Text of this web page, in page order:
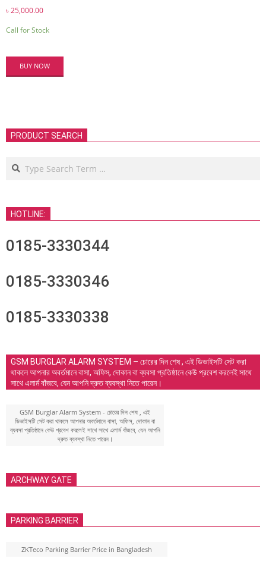
৳25,000.00
Call for Stock
BUY NOW
PRODUCT SEARCH
Search
HOTLINE:
0185-3330344
0185-3330346
0185-3330338
GSM BURGLAR ALARM SYSTEM – চোরের দিন শেষ , এই ডিভাইসটি সেট করা
থাকলে আপনার অবর্তমানে বাসা, অফিস, দোকান বা ব্যবসা প্রতিষ্ঠানে কেউ প্রবেশ করলেই সাথে
সাথে এলার্ম বাঁজবে, যেন আপনি দ্রুত ব্যবস্থা নিতে পারেন।
GSM Burglar Alarm System - চোরের দিন শেষ , এই
ডিভাইসটি সেট করা থাকলে আপনার অবর্তমানে বাসা, অফিস, দোকান বা
ব্যবসা প্রতিষ্ঠানে কেউ প্রবেশ করলেই সাথে সাথে এলার্ম বাঁজবে, যেন আপনি
দ্রুত ব্যবস্থা নিতে পারেন।
ARCHWAY GATE
PARKING BARRIER
ZKTeco Parking Barrier Price in Bangladesh